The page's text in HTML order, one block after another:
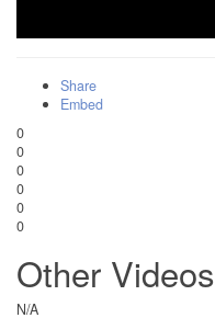
Share
Embed
0
0
0
0
0
0
Other Videos
N/A